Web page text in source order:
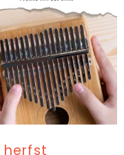
herfst